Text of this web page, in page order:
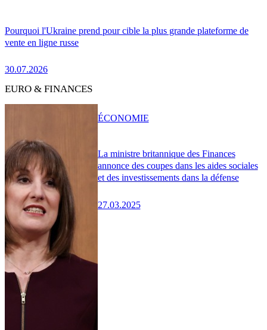
Pourquoi l'Ukraine prend pour cible la plus grande plateforme de
vente en ligne russe
30.07.2026
EURO & FINANCES
La ministre britannique des Finances
annonce des coupes dans les aides sociales
et des investissements dans la défense
27.03.2025
ÉCONOMIE